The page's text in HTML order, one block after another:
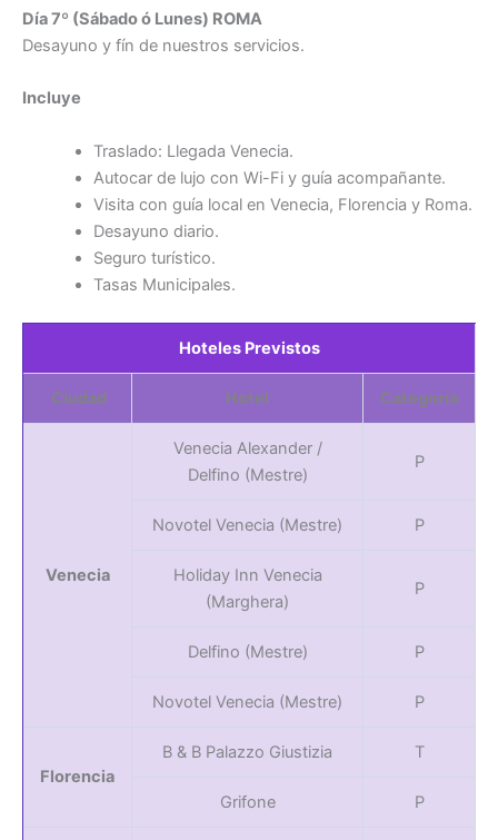
Día 7º (Sábado ó Lunes) ROMA
Desayuno y fín de nuestros servicios.
Incluye
Traslado: Llegada Venecia.
Autocar de lujo con Wi-Fi y guía acompañante.
Visita con guía local en Venecia, Florencia y Roma.
Desayuno diario.
Seguro turístico.
Tasas Municipales.
Hoteles Previstos
Ciudad Hotel Categoría
Venecia
Venecia Alexander /
Delfino (Mestre)
P
Novotel Venecia (Mestre) P
Holiday Inn Venecia
(Marghera)
P
Delfino (Mestre) P
Novotel Venecia (Mestre) P
Florencia
B & B Palazzo Giustizia T
Grifone P